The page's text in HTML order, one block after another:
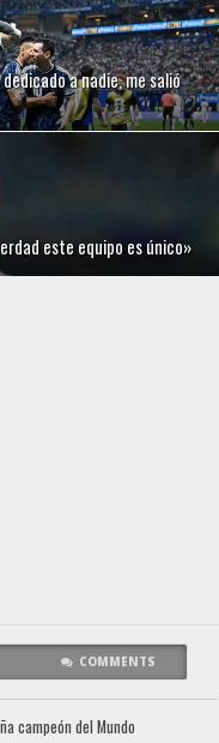
a nadie, me salió
este equipo es único»
COMMENTS
campeón del Mundo